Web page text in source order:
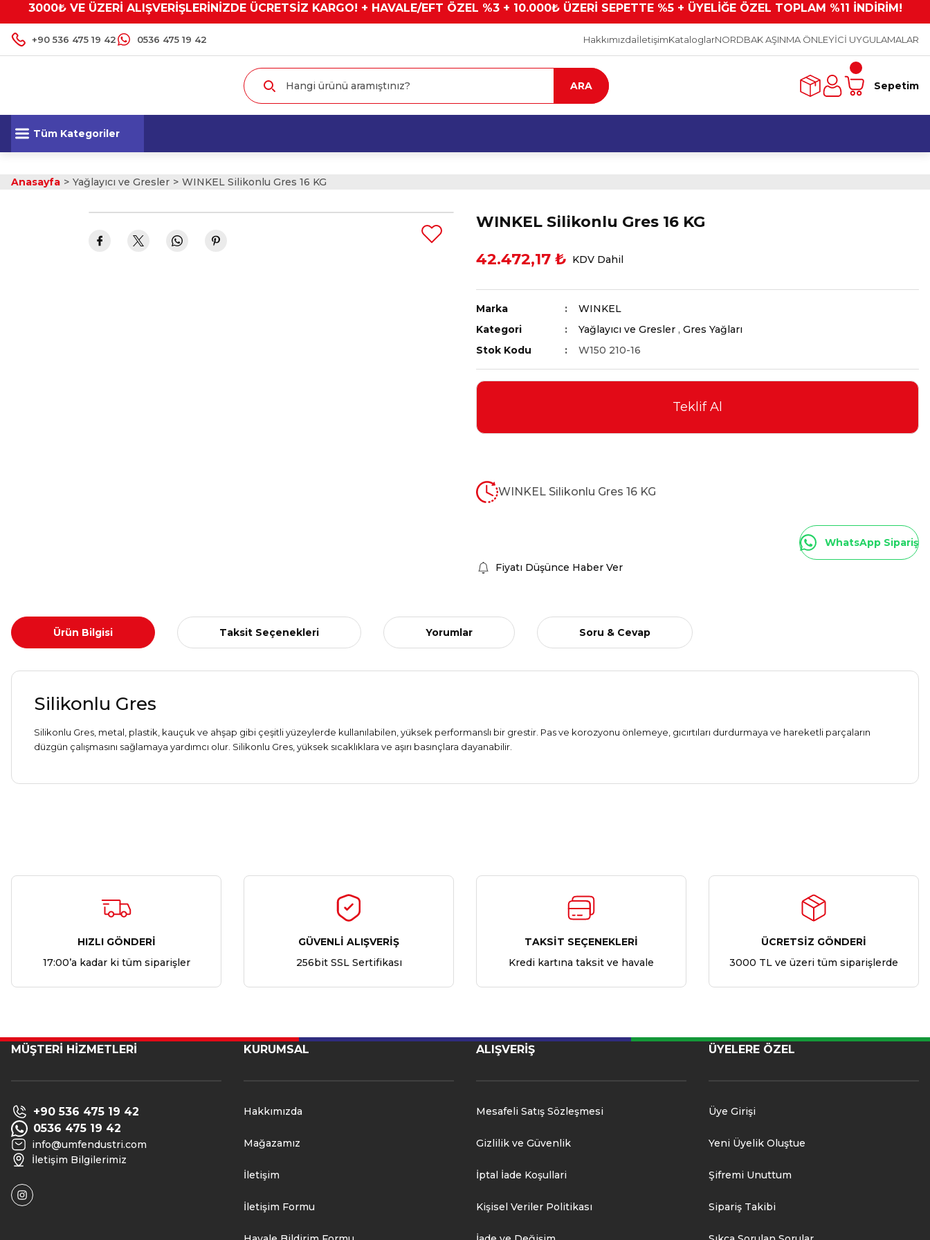
3000₺ VE ÜZERİ ALIŞVERİŞLERİNİZDE ÜCRETSİZ KARGO! + HAVALE/EFT ÖZEL %3 + 10.000₺ ÜZERİ SEPETTE %5 + ÜYELİĞE ÖZEL TOPLAM %11 İNDİRİM!
+90 536 475 19 42 0536 475 19 42 HakkımızdaİletişimKataloglarNORDBAK AŞINMA ÖNLEYİCİ UYGULAMALAR
ARA Sepetim
Tüm Kategoriler
Anasayfa Yağlayıcı ve Gresler WINKEL Silikonlu Gres 16 KG
WINKEL Silikonlu Gres 16 KG
42.472,17 ₺ KDV Dahil
Marka
WINKEL
Kategori
Yağlayıcı ve Gresler , Gres Yağları
Stok Kodu
W150 210-16
Teklif Al
WINKEL Silikonlu Gres 16 KG
WhatsApp Sipariş
Fiyatı Düşünce Haber Ver
Ürün Bilgisi Taksit Seçenekleri Yorumlar Soru & Cevap
Silikonlu Gres
Silikonlu Gres, metal, plastik, kauçuk ve ahşap gibi çeşitli yüzeylerde kullanılabilen, yüksek performanslı bir grestir. Pas ve korozyonu önlemeye, gıcırtıları durdurmaya ve hareketli parçaların
düzgün çalışmasını sağlamaya yardımcı olur. Silikonlu Gres, yüksek sıcaklıklara ve aşırı basınçlara dayanabilir.
Yorum Yaz
Soru Sor
HIZLI GÖNDERİ
17:00’a kadar ki tüm siparişler
GÜVENLİ ALIŞVERİŞ
256bit SSL Sertifikası
TAKSİT SEÇENEKLERİ
Kredi kartına taksit ve havale
ÜCRETSİZ GÖNDERİ
3000 TL ve üzeri tüm siparişlerde
MÜŞTERİ HİZMETLERİ
+90 536 475 19 42
0536 475 19 42
info@umfendustri.com
İletişim Bilgilerimiz
KURUMSAL
Hakkımızda
Mağazamız
İletişim
İletişim Formu
ALIŞVERİŞ
Mesafeli Satış Sözleşmesi
Gizlilik ve Güvenlik
İptal İade Koşullari
Kişisel Veriler Politikası
ÜYELERE ÖZEL
Üye Girişi
Yeni Üyelik Oluştue
Şifremi Unuttum
Sipariş Takibi